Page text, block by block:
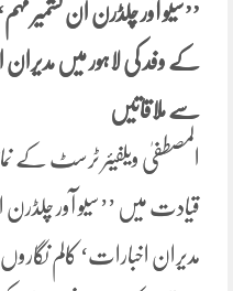
’’سیو آور چلڈرن ان کشمیر
کے وفد کی لاہور میں مدیران
سے ملاقاتیں
المصطفیٰ ویلفیئر ٹرسٹ کے
قیادت میں ’’سیو آور
مدیران اخبارات‘ کالم